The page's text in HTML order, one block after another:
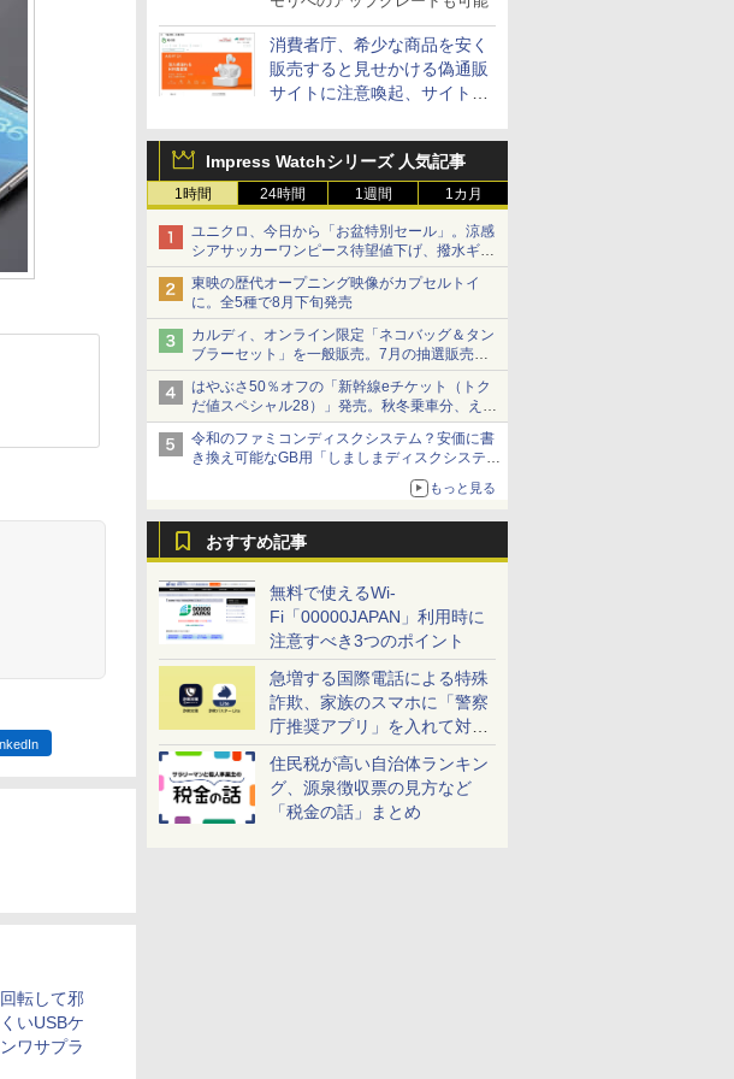
消費者庁、希少な商品を安く
販売すると見せかける偽通販
サイトに注意喚起、サイト名
Impress Watchシリーズ 人気記事
1時間 24時間 1週間 1カ月
ユニクロ、今日から「お盆特別セール」。涼感
シアサッカーワンピース待望値下げ、撥水ギア
ショーツは1990円に
東映の歴代オープニング映像がカプセルトイ
に。全5種で8月下旬発売
カルディ、オンライン限定「ネコバッグ＆タン
ブラーセット」を一般販売。7月の抽選販売の
当選無効分
はやぶさ50％オフの「新幹線eチケット（トク
だ値スペシャル28）」発売。秋冬乗車分、えき
ねっと限定
令和のファミコンディスクシステム？安価に書
き換え可能なGB用「しましまディスクシステ
もっと見る
おすすめ記事
無料で使えるWi-
Fi「00000JAPAN」利用時に
注意すべき3つのポイント
急増する国際電話による特殊
詐欺、家族のスマホに「警察
庁推奨アプリ」を入れて対策
しよう！
住民税が高い自治体ランキン
グ、源泉徴収票の見方など
「税金の話」まとめ
転して邪
いUSBケ
ワサプラ